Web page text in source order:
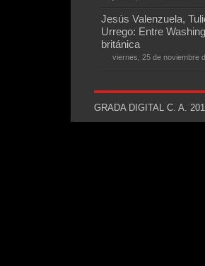
Jesús Valenzuela,
Urrego: Entre
británica
viernes, 25 de noviembre
GRADA DIGITAL C. A.